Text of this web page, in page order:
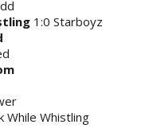
1:0 Starboyz
While Whistling